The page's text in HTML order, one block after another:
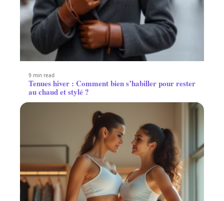
9 min read
Tenues hiver : Comment bien s’habiller pour rester
au chaud et stylé ?